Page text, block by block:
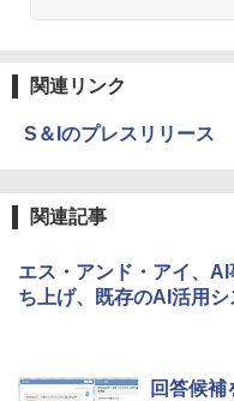
関連リンク
S＆Iのプレスリリース
関連記事
エス・アンド・アイ、
ち上げ、既存のAI活用
回答候